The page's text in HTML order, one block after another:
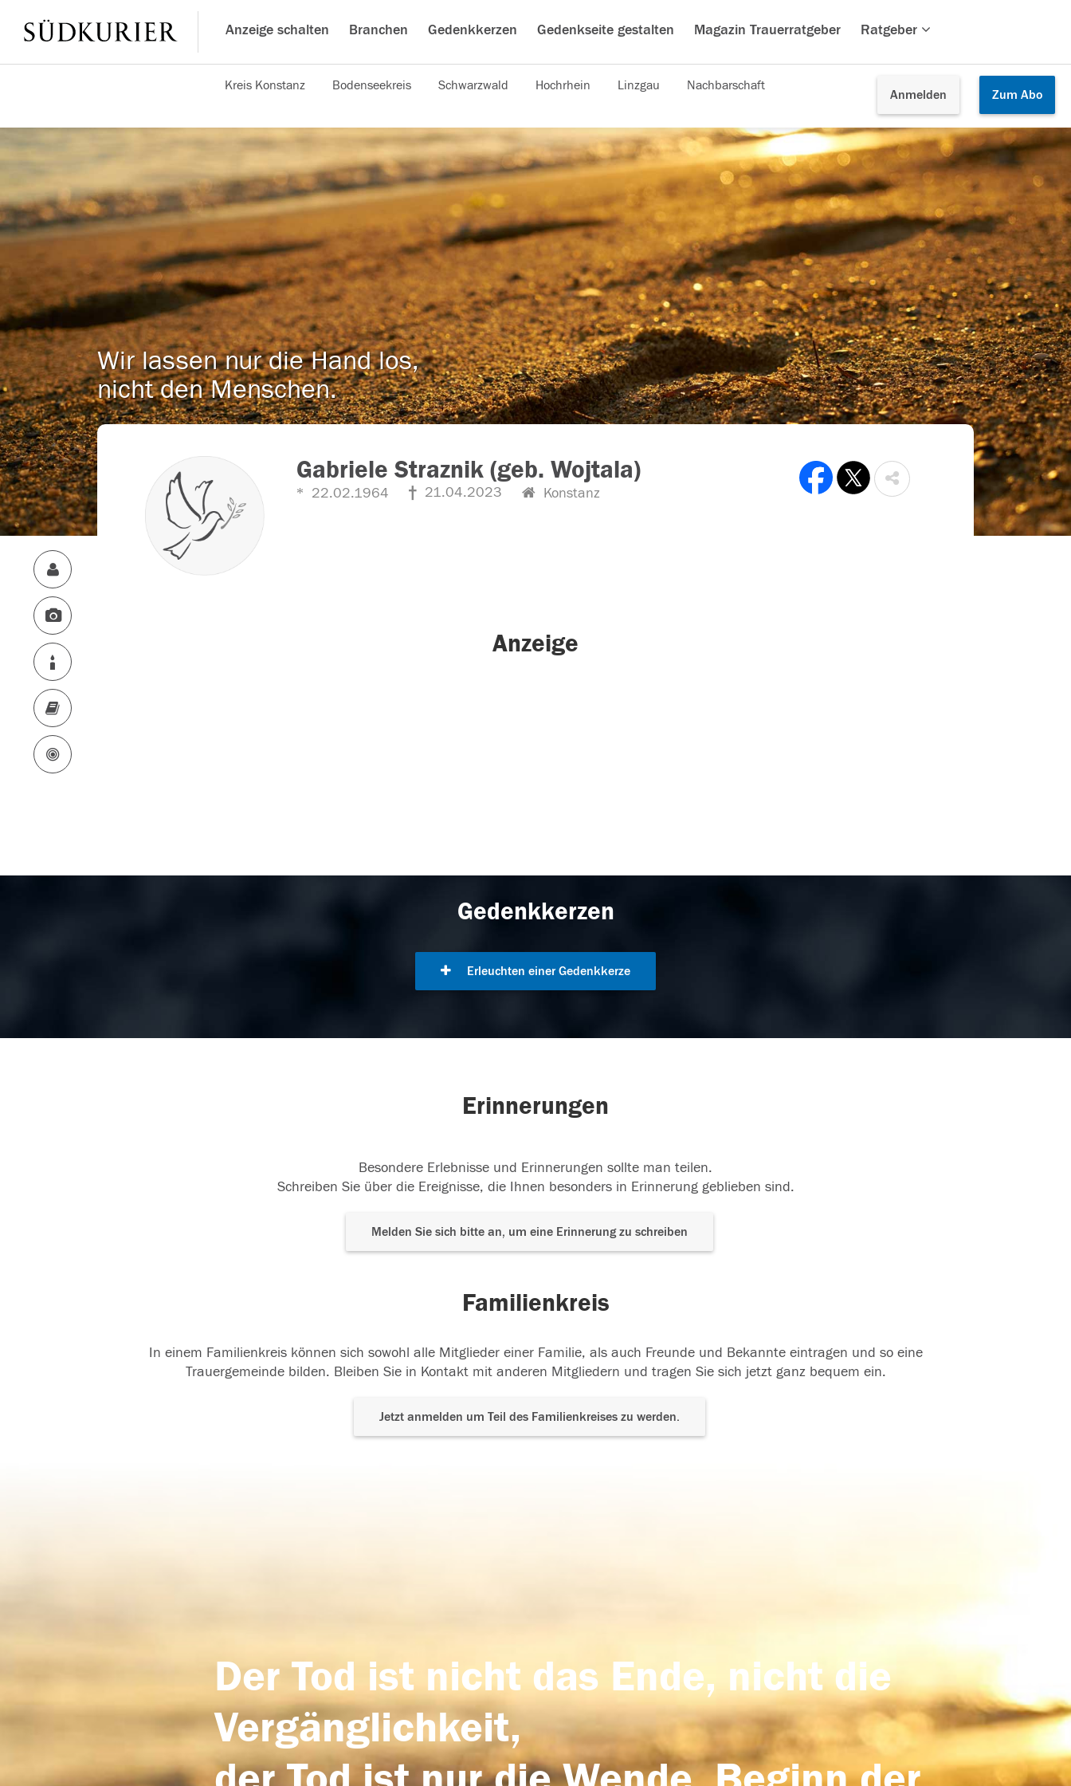
Anzeige schalten Branchen Gedenkkerzen Gedenkseite gestalten Magazin Trauerratgeber Ratgeber
Anmelden Zum Abo
Kreis Konstanz Bodenseekreis Schwarzwald Hochrhein Linzgau Nachbarschaft
Wir lassen nur die Hand los,
nicht den Menschen.
Gabriele Straznik (geb. Wojtala)
22.02.1964 21.04.2023 Konstanz
Anzeige
Gedenkkerzen
Erleuchten einer Gedenkkerze
Erinnerungen
Besondere Erlebnisse und Erinnerungen sollte man teilen.
Schreiben Sie über die Ereignisse, die Ihnen besonders in Erinnerung geblieben sind.
Melden Sie sich bitte an, um eine Erinnerung zu schreiben
Familienkreis
In einem Familienkreis können sich sowohl alle Mitglieder einer Familie, als auch Freunde und Bekannte eintragen und so eine
Trauergemeinde bilden. Bleiben Sie in Kontakt mit anderen Mitgliedern und tragen Sie sich jetzt ganz bequem ein.
Jetzt anmelden um Teil des Familienkreises zu werden.
Der Tod ist nicht das Ende, nicht die
Vergänglichkeit,